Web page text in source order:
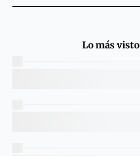
Lo más visto